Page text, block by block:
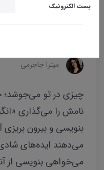
پست الکترونیک
وبلاگ نوشتن
میترا جاجرمی
چیزی در تو می‌جوشد؛
نامش را می‌گذاری
بنویسی و بیرون
می‌دهند ایده‌های
می‌خواهی بنویسی از